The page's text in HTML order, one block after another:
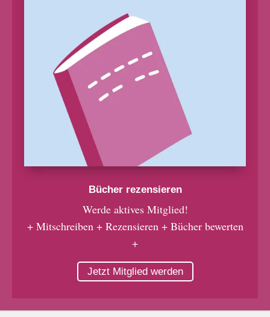
Bücher rezensieren
Werde aktives Mitglied!
+ Mitschreiben + Rezensieren + Bücher bewerten
+
Jetzt Mitglied werden